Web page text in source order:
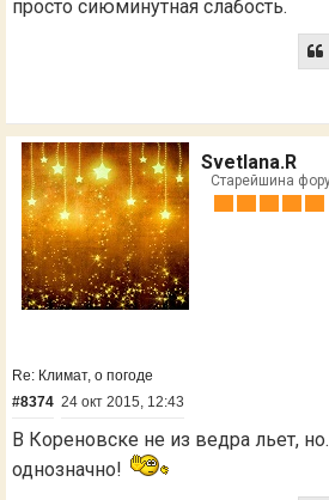
просто сиюминутная слабость.
Svetlana.R
Старейшина
Re: Климат, о погоде
#8374 24 окт 2015, 12:43
В Кореновске не из ведра льет,
однозначно!